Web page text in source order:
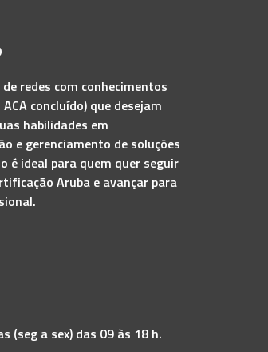
redes com conhecimentos
concluído) que desejam
habilidades em
e gerenciamento de soluções
é ideal para quem quer seguir
Aruba e avançar para
(seg a sex) das 09 às 18 h.